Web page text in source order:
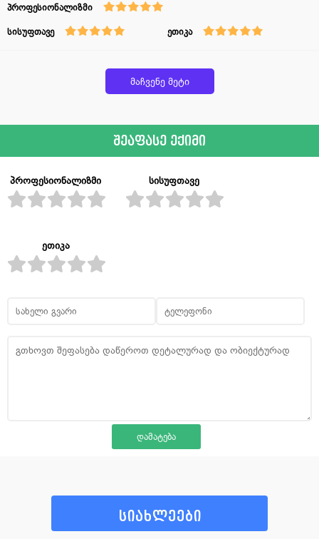
პროფესიონალიზმი
სისუფთავე ეთიკა
მაჩვენე მეტი
შეაფასე ექიმი
პროფესიონალიზმი სისუფთავე
ეთიკა
სიახლეები